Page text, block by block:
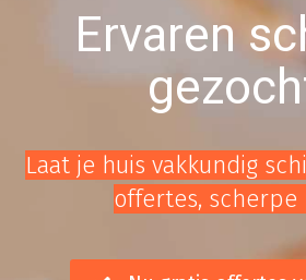
Ervaren
Laat je huis vakkundig
offertes, scherpe